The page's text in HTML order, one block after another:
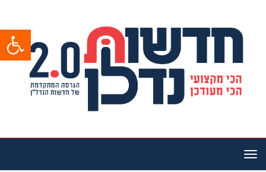
פתח
תפריט